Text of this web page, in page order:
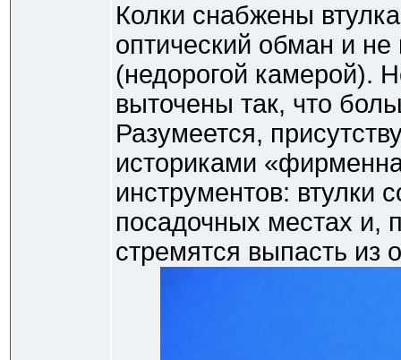
Колки снабжены
оптический обман и
(недорогой камерой).
выточены так, что
Разумеется,
историками
инструментов: втулки
посадочных местах и,
стремятся выпасть из